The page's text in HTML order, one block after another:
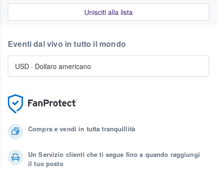
Unisciti alla lista
Compra e vendi in tutta tranquillità
Un Servizio clienti che ti segue fino a quando raggiungi
il tuo posto
Eventi dal vivo in tutto il mondo
USD · Dollaro americano